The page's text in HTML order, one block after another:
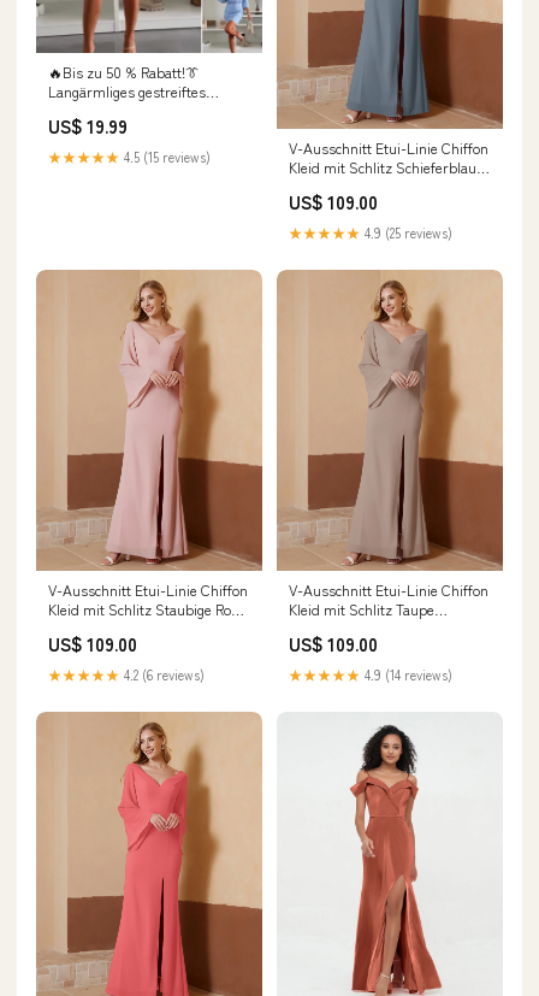
🔥Bis zu 50 % Rabatt!👔
Langärmliges gestreiftes
Größe:S/EU 36
US$ 19.99
★★★★★ 4.5 (15 reviews)
V-Ausschnitt Etui-Linie Chiffon
Kleid mit Schlitz Schieferblau
US$ 109.00
★★★★★ 4.9 (25 reviews)
V-Ausschnitt Etui-Linie Chiffon
Kleid mit Schlitz Staubige Rosa
US$ 109.00
★★★★★ 4.2 (6 reviews)
V-Ausschnitt Etui-Linie Chiffon
Kleid mit Schlitz Taupe
US$ 109.00
★★★★★ 4.9 (14 reviews)